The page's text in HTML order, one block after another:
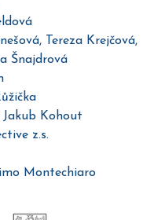
Tereza Krejčová,
Šnajdrová
Kohout
z.s.
Montechiaro